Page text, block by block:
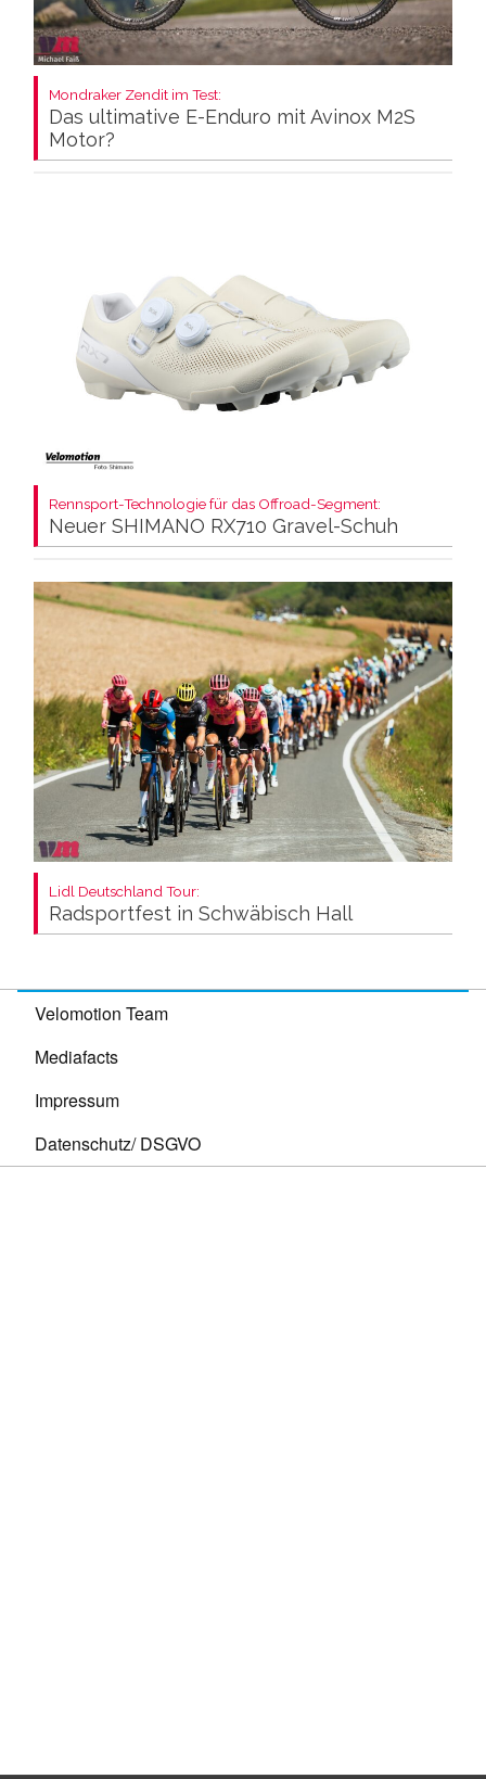
Mondraker Zendit im Test:
Das ultimative E-Enduro mit Avinox M2S
Motor?
Rennsport-Technologie für das Offroad-Segment:
Neuer SHIMANO RX710 Gravel-Schuh
Lidl Deutschland Tour:
Radsportfest in Schwäbisch Hall
Velomotion Team
Mediafacts
Impressum
Datenschutz/ DSGVO